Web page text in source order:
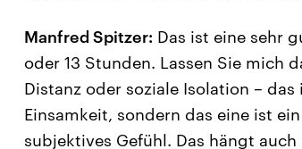
Manfred Spitzer: Das ist eine sehr
oder 13 Stunden. Lassen Sie mich
Distanz oder soziale Isolation –
Einsamkeit, sondern das eine ist
subjektives Gefühl. Das hängt